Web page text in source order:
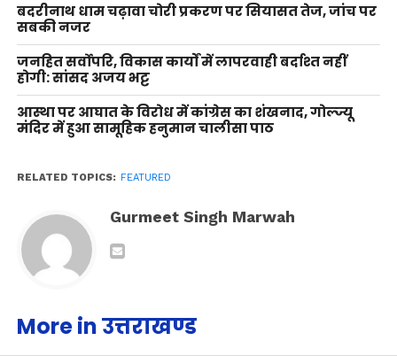
बदरीनाथ धाम चढ़ावा चोरी प्रकरण पर सियासत तेज, जांच पर
सबकी नजर
जनहित सर्वोपरि, विकास कार्यों में लापरवाही बर्दाश्त नहीं
होगी: सांसद अजय भट्ट
आस्था पर आघात के विरोध में कांग्रेस का शंखनाद, गोल्ज्यू
मंदिर में हुआ सामूहिक हनुमान चालीसा पाठ
RELATED TOPICS: FEATURED
Gurmeet Singh Marwah
More in उत्तराखण्ड